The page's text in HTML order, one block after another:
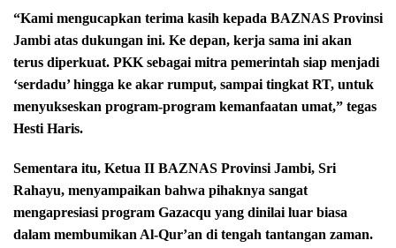
“Kami mengucapkan terima kasih kepada BAZNAS Provinsi
Jambi atas dukungan ini. Ke depan, kerja sama ini akan
terus diperkuat. PKK sebagai mitra pemerintah siap menjadi
‘serdadu’ hingga ke akar rumput, sampai tingkat RT, untuk
menyukseskan program-program kemanfaatan umat,” tegas
Hesti Haris.
Sementara itu, Ketua II BAZNAS Provinsi Jambi, Sri
Rahayu, menyampaikan bahwa pihaknya sangat
mengapresiasi program Gazacqu yang dinilai luar biasa
dalam membumikan Al-Qur’an di tengah tantangan zaman.